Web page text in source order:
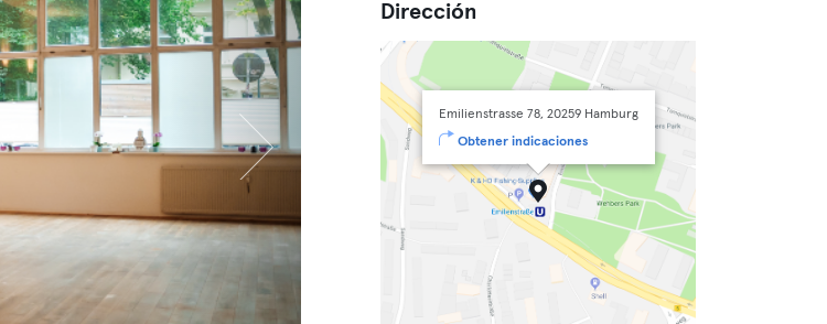
Dirección
Emilienstrasse 78, 20259 Hamburg
Obtener indicaciones